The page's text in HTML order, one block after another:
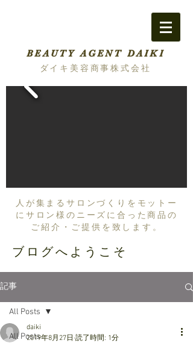
BEAUTY AGENT DAIKI
ダイキ美容商事株式会社
人が集まるサロンづくりをモットー
にサロン様のニーズに合った商品の
ご紹介・ご提供を致します。
ブログへようこそ
記事
All Posts
All Posts
daiki
2019年8月27日 読了時間: 1分